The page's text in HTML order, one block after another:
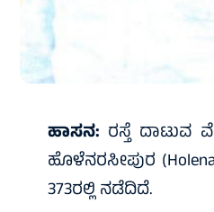
ಹಾಸನ: ರಸ್ತೆ ದಾಟುವ
ಹೊಳೆನರಸೀಪುರ
373ರಲ್ಲಿ ನಡೆದಿದೆ.